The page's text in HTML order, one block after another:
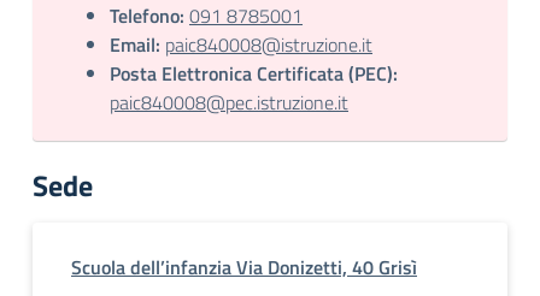
Telefono: 091 8785001
Email: paic840008@istruzione.it
Posta Elettronica Certificata (PEC):
paic840008@pec.istruzione.it
Sede
Scuola dell’infanzia Via Donizetti, 40 Grisì